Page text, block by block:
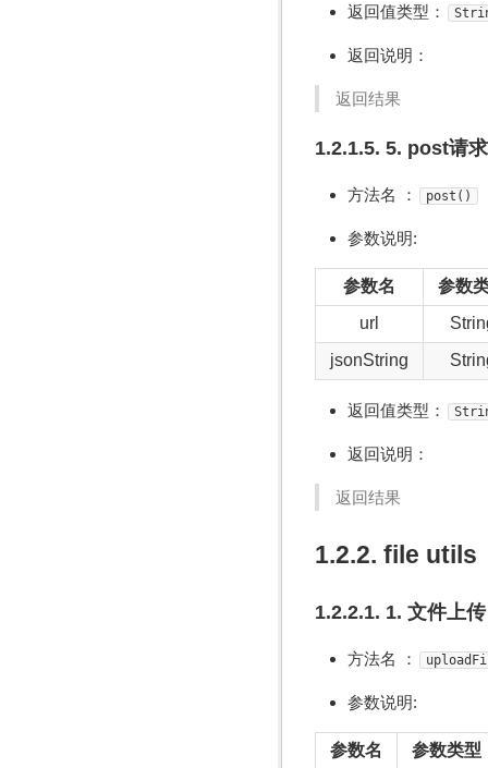
返回值类型：
返回说明：
返回结果
1.2.1.5. 5. post请求
方法名 ： post()
参数说明:
参数名
参数
url
jsonString
返回值类型：
返回说明：
返回结果
1.2.2. file utils
1.2.2.1. 1. 文件上传
方法名 ：
参数说明:
参数名 参数类型